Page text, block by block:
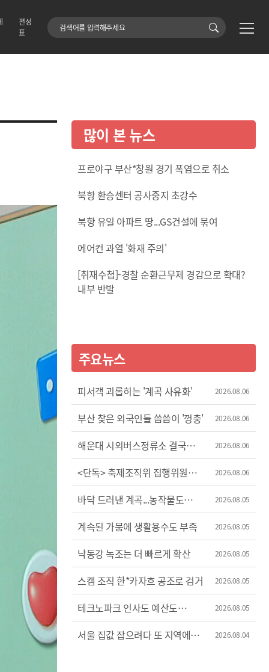
편성
표
검색어
많이 본 뉴스
프로야구 부산*창원 경기 폭염으로 취소
북항 환승센터 공사중지 초강수
북항 유일 아파트 땅...GS건설에 묶여
에어컨 과열 '화재 주의'
[취재수첩]-경찰 순환근무제 경감으로 확대?
내부 반발
주요뉴스
피서객 괴롭히는 '계곡 사유화' 2026.08.06
부산 찾은 외국인들 씀씀이 '껑충' 2026.08.06
해운대 시외버스정류소 결국
이전
2026.08.06
<단독> 축제조직위 집행위원장
'허위 신고'?
2026.08.06
바닥 드러낸 계곡...농작물도
'시들'
2026.08.05
계속된 가뭄에 생활용수도 부족 2026.08.05
낙동강 녹조는 더 빠르게 확산 2026.08.05
스캠 조직 한*카자흐 공조로 검거 2026.08.05
테크노파크 인사도 예산도
'제멋대로'
2026.08.05
서울 집값 잡으려다 또 지역에
2026.08.04